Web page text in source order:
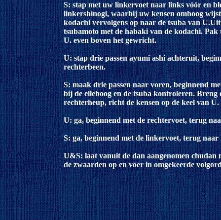
S: stap met uw linkervoet naar links vóór en
linkershinogi, waarbij uw kensen omhoog
kodachi vervolgens op naar de tsuba van
tsubamoto met de habaki van de kodachi.
U. even boven het gewricht.
U: stap drie passen ayumi ashi achteruit,
rechterbeen.
S: maak drie passen naar voren, beginnend
bij de elleboog en de tsuba kontroleren.
rechterheup, richt de kensen op de keel van
U: ga, beginnend met de rechtervoet, terug
S: ga, beginnend met de linkervoet, terug naar
U&S: laat vanuit de dan aangenomen chudan
de zwaarden op en voer in omgekeerde